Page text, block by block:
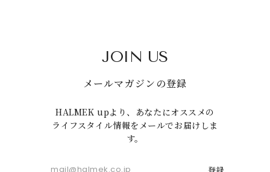
JOIN US
メールマガジンの登録
HALMEK upより、あなたにオススメの
ライフスタイル情報をメールでお届けしま
す。